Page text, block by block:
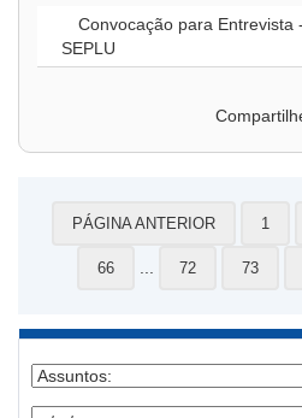
Convocação para Entrevista
SEPLU
PÁGINA ANTERIOR 1
66 72 73